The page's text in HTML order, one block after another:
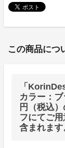
この商品につ
「
カラー：
円（税込
フにてご
含まれます